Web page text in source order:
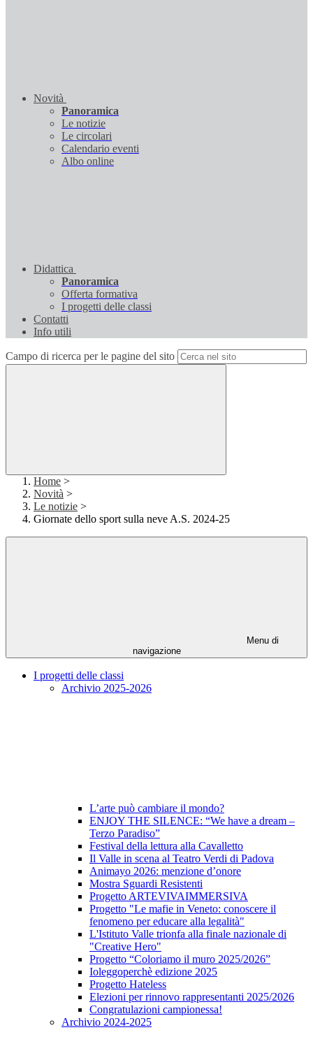
Novità
Panoramica
Le notizie
Le circolari
Calendario eventi
Albo online
Didattica
Panoramica
Offerta formativa
I progetti delle classi
Contatti
Info utili
Campo di ricerca per le pagine del sito
Home >
Novità >
Le notizie >
Giornate dello sport sulla neve A.S. 2024-25
Menu di
navigazione
I progetti delle classi
Archivio 2025-2026
L’arte può cambiare il mondo?
ENJOY THE SILENCE: “We have a dream –
Terzo Paradiso”
Festival della lettura alla Cavalletto
Il Valle in scena al Teatro Verdi di Padova
Animayo 2026: menzione d’onore
Mostra Sguardi Resistenti
Progetto ARTEVIVAIMMERSIVA
Progetto "Le mafie in Veneto: conoscere il
fenomeno per educare alla legalità"
L'Istituto Valle trionfa alla finale nazionale di
"Creative Hero"
Progetto “Coloriamo il muro 2025/2026”
Ioleggoperchè edizione 2025
Progetto Hateless
Elezioni per rinnovo rappresentanti 2025/2026
Congratulazioni campionessa!
Archivio 2024-2025